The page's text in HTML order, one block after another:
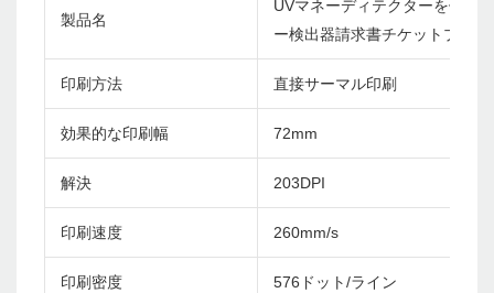
製品名
UVマネーディテクターを備え
ー検出器請求書チケットプリ
印刷方法 直接サーマル印刷
効果的な印刷幅 72mm
解決 203DPI
印刷速度 260mm/s
印刷密度 576ドット/ライン